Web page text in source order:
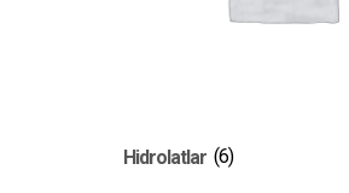
Hidrolatlar (6)